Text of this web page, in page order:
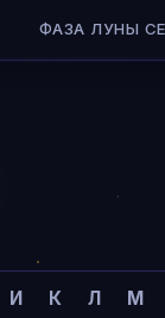
ФАЗА ЛУНЫ
И К Л М